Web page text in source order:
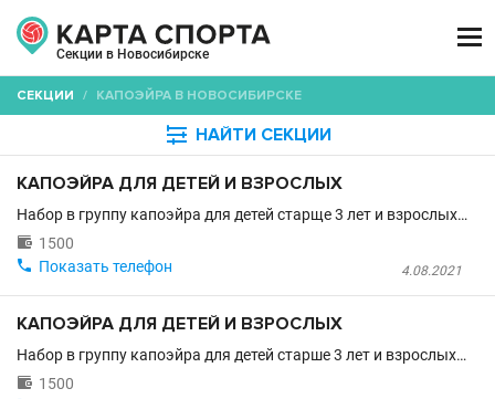
Секции в Новосибирске

СЕКЦИИ / КАПОЭЙРА В НОВОСИБИРСКЕ
 НАЙТИ СЕКЦИИ
КАПОЭЙРА ДЛЯ ДЕТЕЙ И ВЗРОСЛЫХ
Набор в группу капоэйра для детей старще 3 лет и взрослых…
 1500
4.08.2021
 Показать телефон
КАПОЭЙРА ДЛЯ ДЕТЕЙ И ВЗРОСЛЫХ
Набор в группу капоэйра для детей старше 3 лет и взрослых…
 1500